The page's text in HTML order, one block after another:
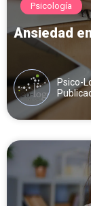
Psicología
Ansiedad
Psico-